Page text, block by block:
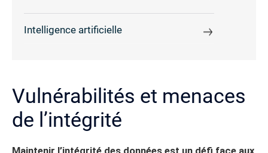
Intelligence artificielle
Vulnérabilités et menaces
de l’intégrité
Maintenir l’intégrité des données est un défi face aux